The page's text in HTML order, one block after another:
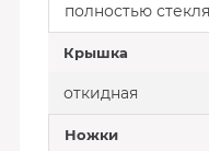
полностью
Крышка
откидная
Ножки